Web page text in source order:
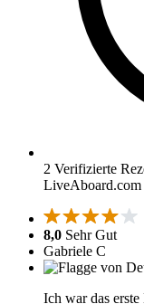
2 Verifizierte
LiveAboard.com
8,0 Sehr Gut
Gabriele C
Ich war das